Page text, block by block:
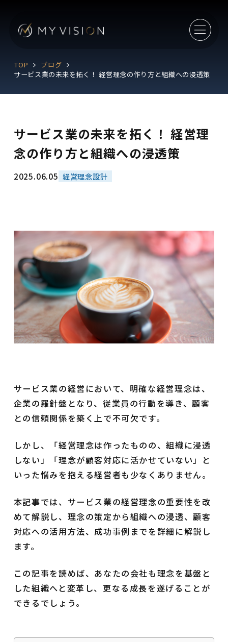
TOP
ブログ
サービス業の未来を拓く！ 経営理念の作り方と組織への浸透策
サービス業の未来を拓く！ 経営理
念の作り方と組織への浸透策
2025.06.05 経営理念設計
サービス業の経営において、明確な経営理念は、
企業の羅針盤となり、従業員の行動を導き、顧客
との信頼関係を築く上で不可欠です。
しかし、「経営理念は作ったものの、組織に浸透
しない」「理念が顧客対応に活かせていない」と
いった悩みを抱える経営者も少なくありません。
本記事では、サービス業の経営理念の重要性を改
めて解説し、理念の策定から組織への浸透、顧客
対応への活用方法、成功事例までを詳細に解説し
ます。
この記事を読めば、あなたの会社も理念を基盤と
した組織へと変革し、更なる成長を遂げることが
できるでしょう。